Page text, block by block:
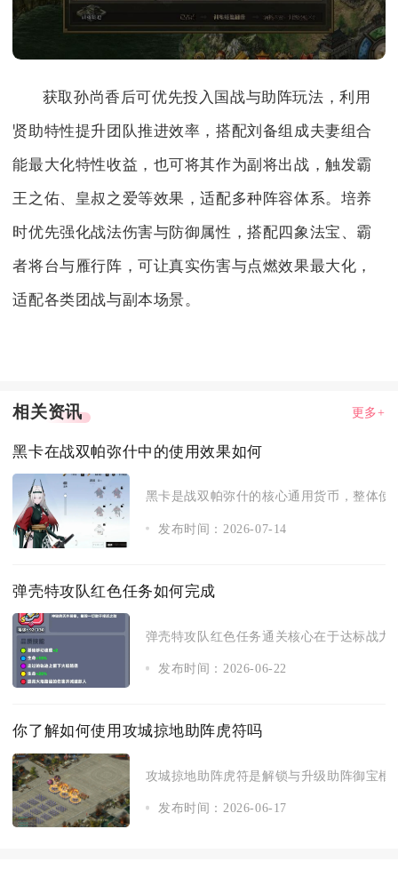
获取孙尚香后可优先投入国战与助阵玩法，利用
贤助特性提升团队推进效率，搭配刘备组成夫妻组合
能最大化特性收益，也可将其作为副将出战，触发霸
王之佑、皇叔之爱等效果，适配多种阵容体系。培养
时优先强化战法伤害与防御属性，搭配四象法宝、霸
者将台与雁行阵，可让真实伤害与点燃效果最大化，
适配各类团战与副本场景。
相关资讯 更多+
黑卡在战双帕弥什中的使用效果如何
黑卡是战双帕弥什的核心通用货币，整体
发布时间：2026-07-14
弹壳特攻队红色任务如何完成
弹壳特攻队红色任务通关核心在于达标战
发布时间：2026-06-22
你了解如何使用攻城掠地助阵虎符吗
攻城掠地助阵虎符是解锁与升级助阵御宝
发布时间：2026-06-17